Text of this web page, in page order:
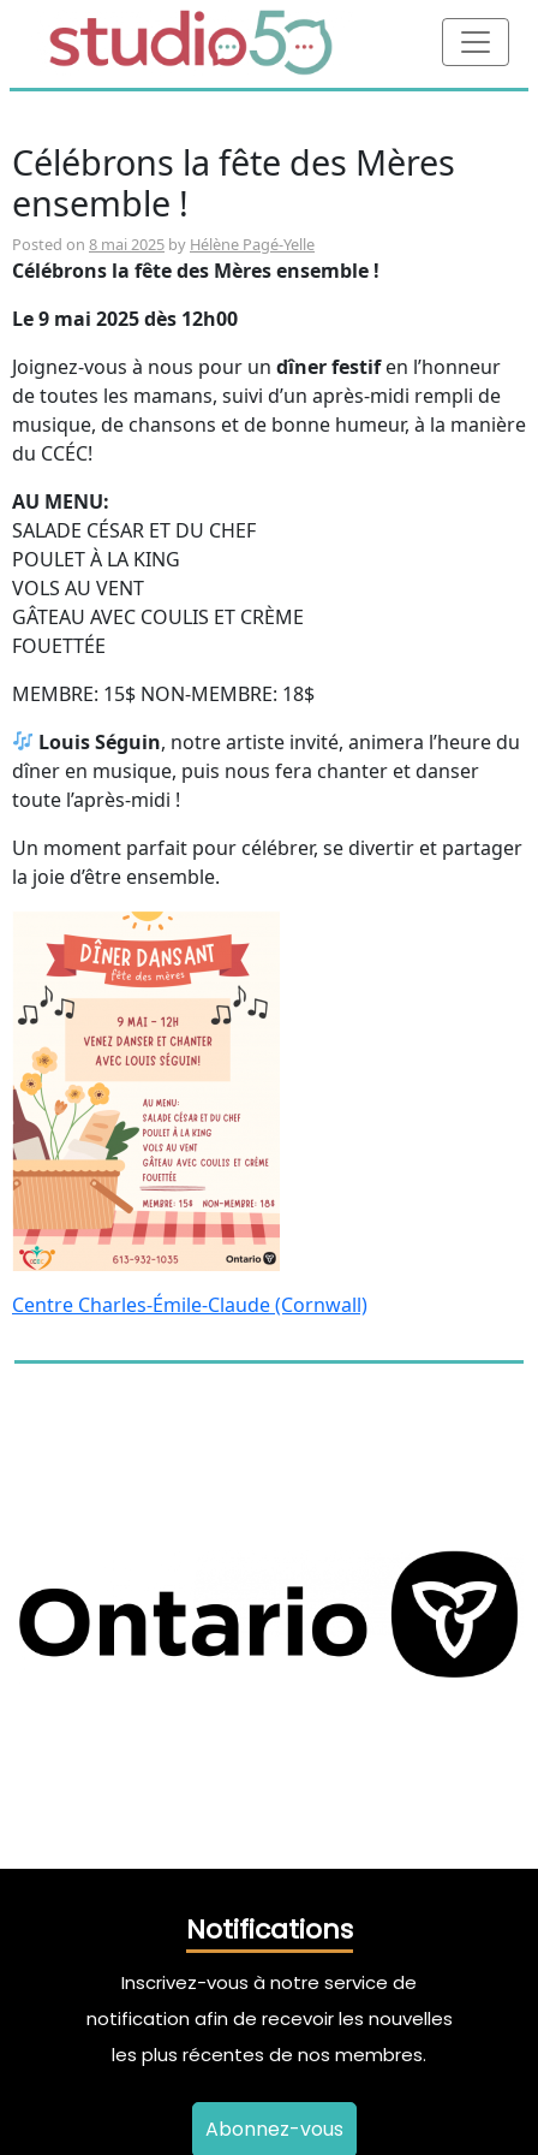
Célébrons la fête des Mères
ensemble !
Posted on 8 mai 2025 by Hélène Pagé-Yelle
Célébrons la fête des Mères ensemble !
Le 9 mai 2025 dès 12h00
Joignez-vous à nous pour un dîner festifen l’honneur
de toutes les mamans, suivi d’un après-midi rempli de
musique, de chansons et de bonne humeur, à la manière
du CCÉC!
AU MENU:
SALADE CÉSAR ET DU CHEF
POULET À LA KING
VOLS AU VENT
GÂTEAU AVEC COULIS ET CRÈME
FOUETTÉE
MEMBRE: 15$ NON-MEMBRE: 18$
Louis Séguin, notre artiste invité, animera l’heure du
dîner en musique, puis nous fera chanter et danser
toute l’après-midi !
Un moment parfait pour célébrer, se divertir et partager
la joie d’être ensemble.
Centre Charles-Émile-Claude (Cornwall)
Notifications
Inscrivez-vous à notre service de
notification afin de recevoir les nouvelles
les plus récentes de nos membres.
Abonnez-vous